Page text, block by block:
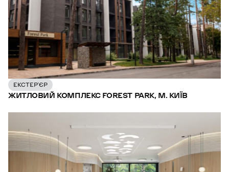
ЕКСТЕР’ЄР
ЖИТЛОВИЙ КОМПЛЕКС FOREST PARK, М. КИЇВ